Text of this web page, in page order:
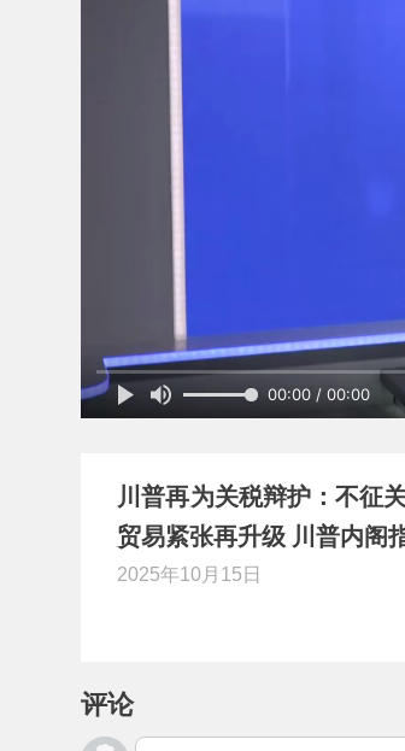
00:00 / 00:00
川普再为关税辩护：不征
贸易紧张再升级 川普内阁
2025年10月15日
评论